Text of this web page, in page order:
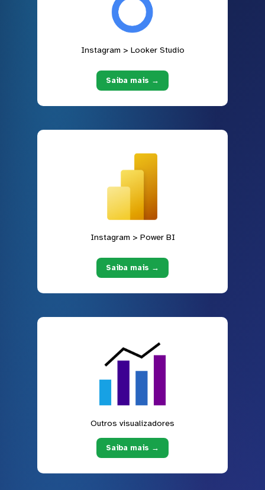
Instagram > Looker Studio
Saiba mais →
Instagram > Power BI
Saiba mais →
Outros visualizadores
Saiba mais →